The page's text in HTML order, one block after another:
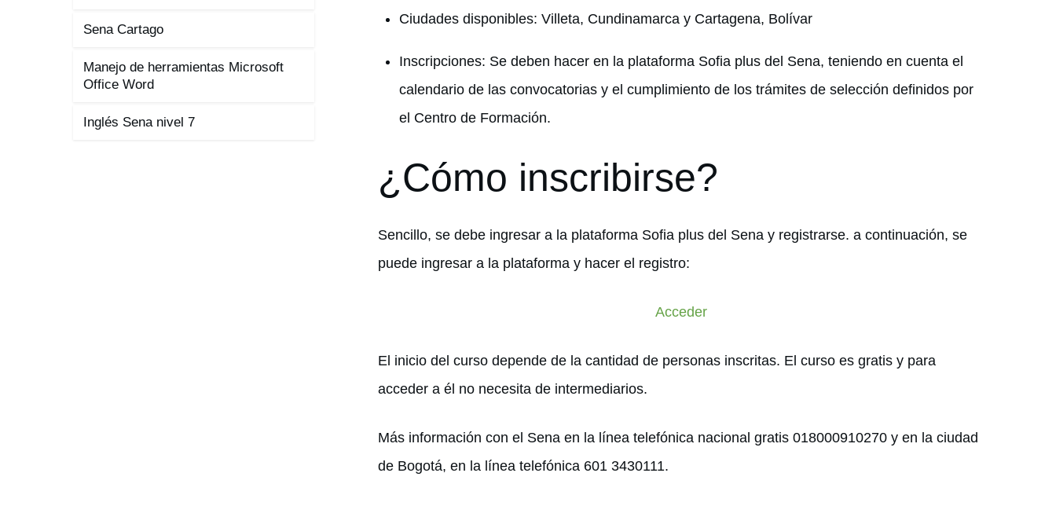
Ciudades disponibles: Villeta, Cundinamarca y Cartagena, Bolívar
Inscripciones: Se deben hacer en la plataforma Sofia plus del Sena, teniendo en cuenta el
calendario de las convocatorias y el cumplimiento de los trámites de selección definidos por
el Centro de Formación.
¿Cómo inscribirse?
Sencillo, se debe ingresar a la plataforma Sofia plus del Sena y registrarse. a continuación, se
puede ingresar a la plataforma y hacer el registro:
Acceder
El inicio del curso depende de la cantidad de personas inscritas. El curso es gratis y para
acceder a él no necesita de intermediarios.
Más información con el Sena en la línea telefónica nacional gratis 018000910270 y en la ciudad
de Bogotá, en la línea telefónica 601 3430111.
Sena Cartago
Manejo de herramientas Microsoft
Office Word
Inglés Sena nivel 7